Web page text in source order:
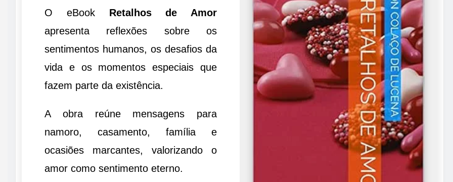
O eBook Retalhos de Amor
apresenta reflexões sobre os
sentimentos humanos, os desafios da
vida e os momentos especiais que
fazem parte da existência.
A obra reúne mensagens para
namoro, casamento, família e
ocasiões marcantes, valorizando o
amor como sentimento eterno.